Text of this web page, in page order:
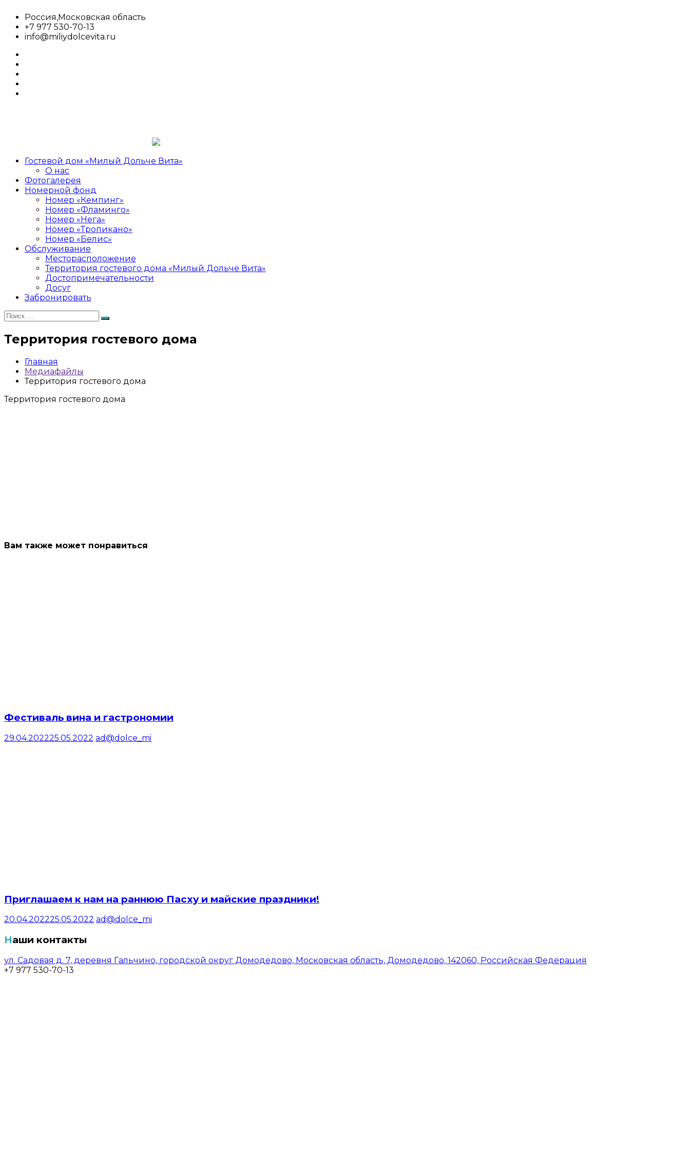
содержимому
Россия,Московская область
+7 977 530-70-13
info@miliydolcevita.ru
Дольче
Вита
Гостевой
дом,сдача
номеров,аренда
Гостевой дом «Милый Дольче Вита»
О нас
Фотогалерея
Номерной фонд
Номер «Кемпинг»
Номер «Фламинго»
Номер «Нега»
Номер «Тропикано»
Номер «Белис»
Обслуживание
Месторасположение
Территория гостевого дома «Милый Дольче Вита»
Достопримечательности
Досуг
Забронировать
Искать:
Поиск
Территория гостевого дома
Главная
Медиафайлы
Территория гостевого дома
Территория гостевого дома
Вам также может понравиться
Фестиваль вина и гастрономии
29.04.202225.05.2022 ad@dolce_mi
Приглашаем к нам на раннюю Пасху и майские праздники!
20.04.202225.05.2022 ad@dolce_mi
Наши контакты
ул. Садовая д. 7, деревня Гальчино, городской округ Домодедово, Московская область, Домодедово, 142060, Российская Федерация
+7 977 530-70-13